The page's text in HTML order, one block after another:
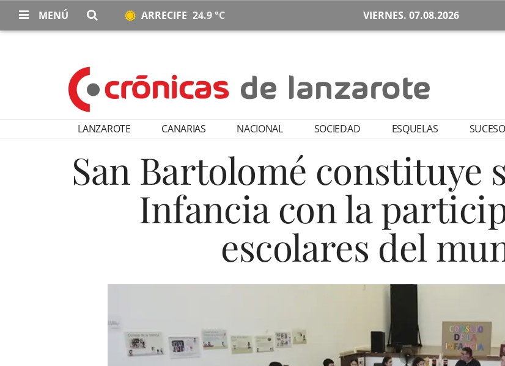
MENÚ ARRECIFE 24.9 °C VIERNES. 07.08.2026
LANZAROTE CANARIAS NACIONAL SOCIEDAD ESQUELAS
San Bartolomé constituye
Infancia con la
escolares del